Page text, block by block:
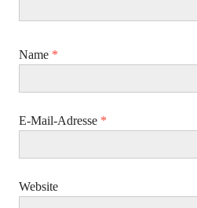
Name *
E-Mail-Adresse *
Website